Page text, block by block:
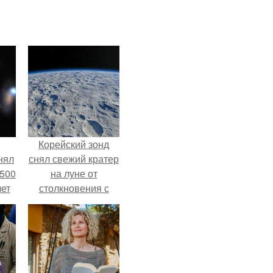
Корейский зонд
снял свежий кратер
на луне от
столкновения с
обломком Falcon 9.